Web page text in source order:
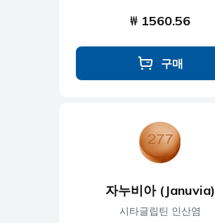
₩ 1560.56
구매
자누비아 (Januvia)
시타글립틴 인산염